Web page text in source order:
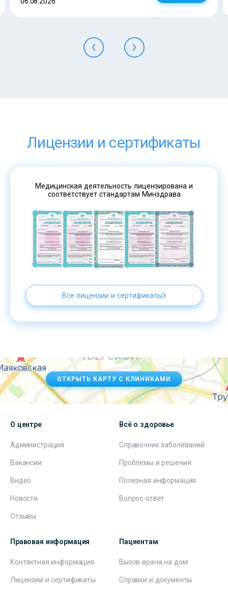
Лицензии и сертификаты
Медицинская деятельность лицензирована и
соответствует стандартам Минздрава
Все лицензии и сертификаты
ОТКРЫТЬ КАРТУ С КЛИНИКАМИ
О центре
Администрация
Вакансии
Видео
Новости
Отзывы
Всё о здоровье
Справочник заболеваний
Проблемы и решения
Полезная информация
Вопрос-ответ
Правовая информация
Контактная информация
Лицензии и сертификаты
Пациентам
Вызов врача на дом
Справки и документы